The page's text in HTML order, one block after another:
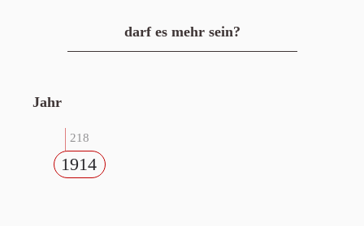
darf es mehr sein?
Jahr
218
1914